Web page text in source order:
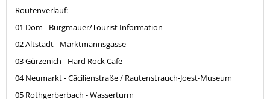
Routenverlauf:
01 Dom - Burgmauer/Tourist Information
02 Altstadt - Marktmannsgasse
03 Gürzenich - Hard Rock Cafe
04 Neumarkt - Cäcilienstraße / Rautenstrauch-Joest-Museum
05 Rothgerberbach - Wasserturm